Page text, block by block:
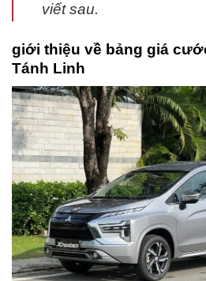
viết sau.
giới thiệu về bảng giá
Tánh Linh